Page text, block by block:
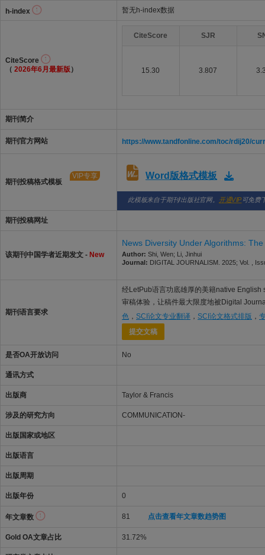
h-index 暂无h-index数据
CiteScore
（ 2026年6月最新版 ）
CiteScore SJR
15.30 3.807
期刊简介
期刊官方网站 https://www.tandfonline.com/toc/rdij20/
期刊投稿格式模板
VIP专享 Word版格式模板
此模板来自于期刊/出版社官网。 开通VIP 可免费
期刊投稿网址
该期刊中国学者近期发文 - New
News Diversity Under Algorithms:
Author: Shi, Wen; Li, Jinhui
Journal: DIGITAL JOURNALISM. 2025; Vol. ,
期刊语言要求
经LetPub语言功底雄厚的美籍native
审稿体验，让稿件最大限度地被Digital
色 ， SCI论文专业翻译 ， SCI论文格式排版 ，
提交文稿
是否OA开放访问 No
通讯方式
出版商 Taylor & Francis
涉及的研究方向 COMMUNICATION-
出版国家或地区
出版语言
出版周期
出版年份 0
年文章数 81 点击查看年文章数趋势图
Gold OA文章占比 31.72%